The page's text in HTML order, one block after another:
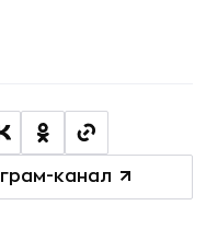
канал